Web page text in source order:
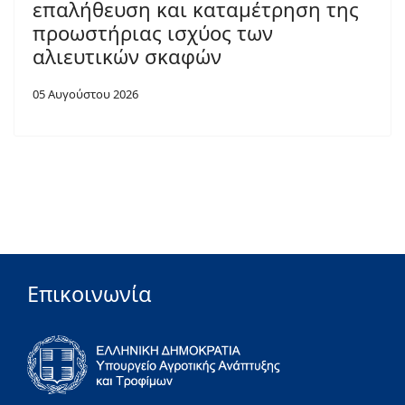
επαλήθευση και καταμέτρηση της
προωστήριας ισχύος των
αλιευτικών σκαφών
05 Αυγούστου 2026
Επικοινωνία